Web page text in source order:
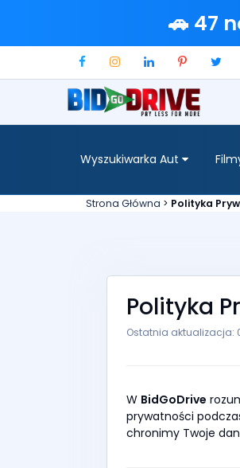
🚗 47
Wyszukiwarka Aut
Strona Główna > Polityka
Polityka
Ostatnia aktualizacja:
W BidGoDrive
prywatności
chronimy Twoje